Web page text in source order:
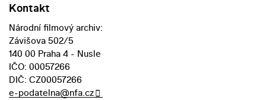
Kontakt
Národní filmový archiv:
Závišova 502/5
140 00 Praha 4 - Nusle
IČO: 00057266
DIČ: CZ00057266
e-podatelna@nfa.cz